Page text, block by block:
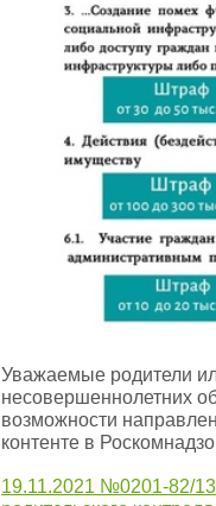
Уважаемые родители
несовершеннолетних
возможности
контенте в
19.11.2021 №0201-82/